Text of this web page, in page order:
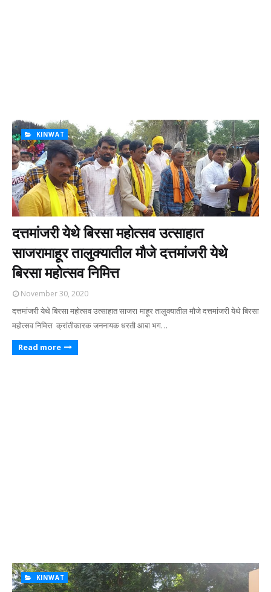
KINWAT
दत्तमांजरी येथे बिरसा महोत्सव उत्साहात
साजरामाहूर तालुक्यातील मौजे दत्तमांजरी येथे
बिरसा महोत्सव निमित्त
November 30, 2020
दत्तमांजरी येथे बिरसा महोत्सव उत्साहात साजरा माहूर तालुक्यातील मौजे दत्तमांजरी येथे बिरसा
महोत्सव निमित्त क्रांतीकारक जननायक धरती आबा भग…
Read more
KINWAT